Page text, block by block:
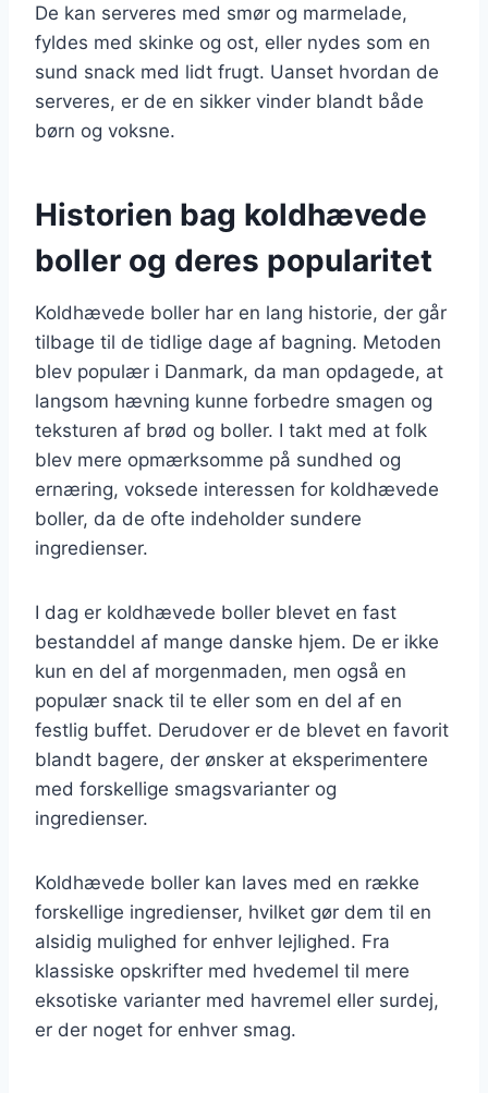
De kan serveres med smør og marmelade,
fyldes med skinke og ost, eller nydes som en
sund snack med lidt frugt. Uanset hvordan de
serveres, er de en sikker vinder blandt både
børn og voksne.
Historien bag koldhævede
boller og deres popularitet
Koldhævede boller har en lang historie, der går
tilbage til de tidlige dage af bagning. Metoden
blev populær i Danmark, da man opdagede, at
langsom hævning kunne forbedre smagen og
teksturen af brød og boller. I takt med at folk
blev mere opmærksomme på sundhed og
ernæring, voksede interessen for koldhævede
boller, da de ofte indeholder sundere
ingredienser.
I dag er koldhævede boller blevet en fast
bestanddel af mange danske hjem. De er ikke
kun en del af morgenmaden, men også en
populær snack til te eller som en del af en
festlig buffet. Derudover er de blevet en favorit
blandt bagere, der ønsker at eksperimentere
med forskellige smagsvarianter og
ingredienser.
Koldhævede boller kan laves med en række
forskellige ingredienser, hvilket gør dem til en
alsidig mulighed for enhver lejlighed. Fra
klassiske opskrifter med hvedemel til mere
eksotiske varianter med havremel eller surdej,
er der noget for enhver smag.